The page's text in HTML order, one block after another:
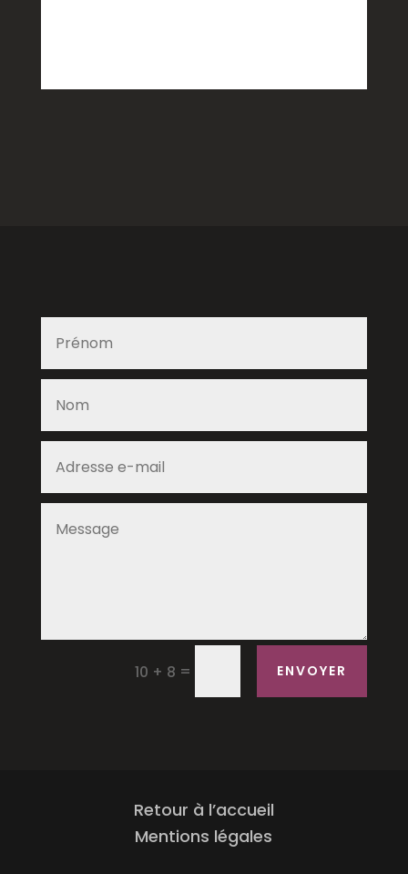
10 + 8 = ENVOYER
Retour à l’accueil
Mentions légales